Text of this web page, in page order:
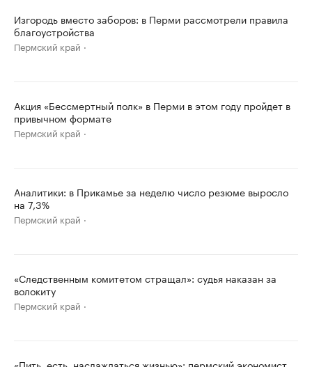
Изгородь вместо заборов: в Перми рассмотрели правила
благоустройства
Пермский край
Акция «Бессмертный полк» в Перми в этом году пройдет в
привычном формате
Пермский край
Аналитики: в Прикамье за неделю число резюме выросло
на 7,3%
Пермский край
«Следственным комитетом стращал»: судья наказан за
волокиту
Пермский край